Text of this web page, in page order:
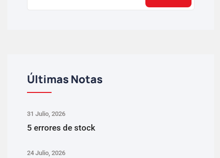
Últimas Notas
31 Julio, 2026
5 errores de stock
24 Julio, 2026